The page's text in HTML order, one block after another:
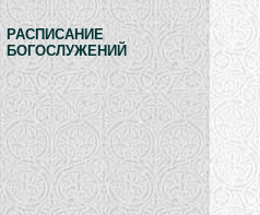
РАСПИСАНИЕ
БОГОСЛУЖЕНИЙ